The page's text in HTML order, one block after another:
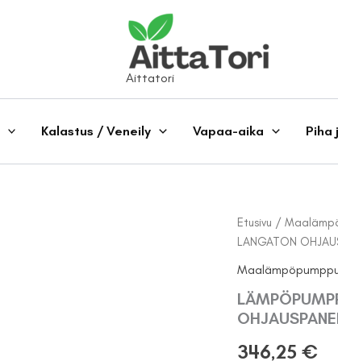
Aittatori
Kalastus / Veneily Vapaa-aika Piha
Etusivu /
LANGATON
346,25 €